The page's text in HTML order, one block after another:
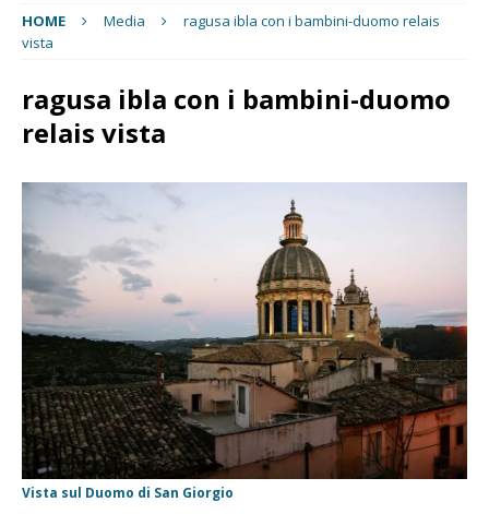
HOME Media
ragusa ibla con i bambini-duomo relais
vista
ragusa ibla con i bambini-duomo
relais vista
Vista sul Duomo di San Giorgio